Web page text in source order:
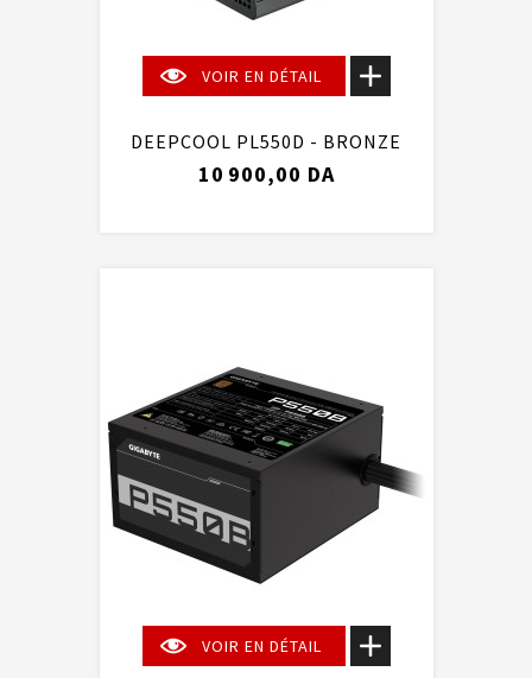
VOIR EN DÉTAIL
DEEPCOOL PL550D - BRONZE
10 900,00 DA
VOIR EN DÉTAIL